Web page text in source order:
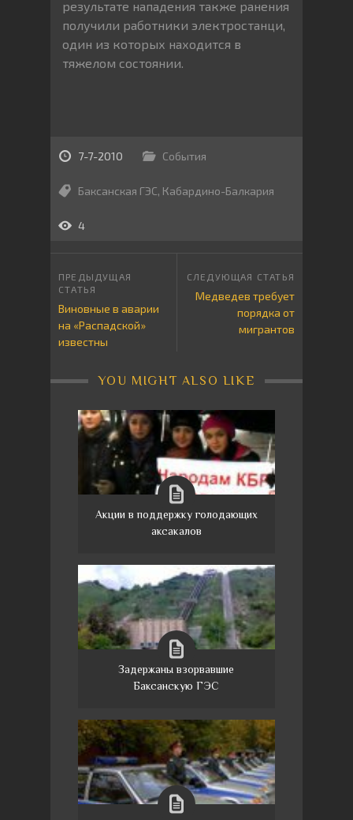
результате нападения также ранения
получили работники электростанци,
один из которых находится в
тяжелом состоянии.
7-7-2010 События
Баксанская ГЭС, Кабардино-Балкария
4
Виновные в аварии
на «Распадской»
известны
Медведев требует
порядка от
мигрантов
YOU MIGHT ALSO LIKE
Акции в поддержку голодающих
аксакалов
Задержаны взорвавшие
Баксанскую ГЭС